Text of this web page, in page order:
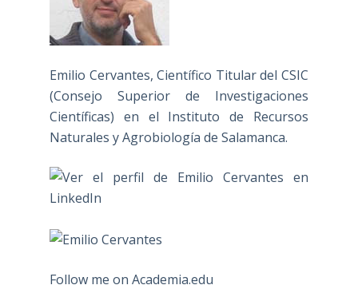
Emilio Cervantes, Científico Titular del CSIC
(Consejo Superior de Investigaciones
Científicas) en el Instituto de Recursos
Naturales y Agrobiología de Salamanca.
Follow me on Academia.edu